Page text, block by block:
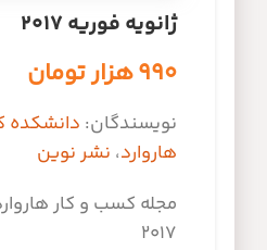
ژانویه فوریه 2017
۹۹۰هزار تومان
نویسندگان: دانشکده
هاروارد، نشر نوین
مجله کسب و کار
2017